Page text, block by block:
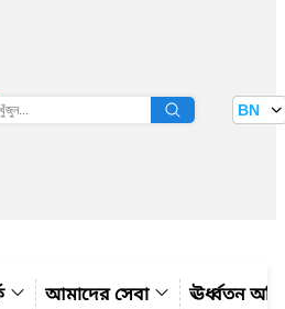
তথ্য বাতায়ন BN
আমাদের সেবা ঊর্ধ্বতন